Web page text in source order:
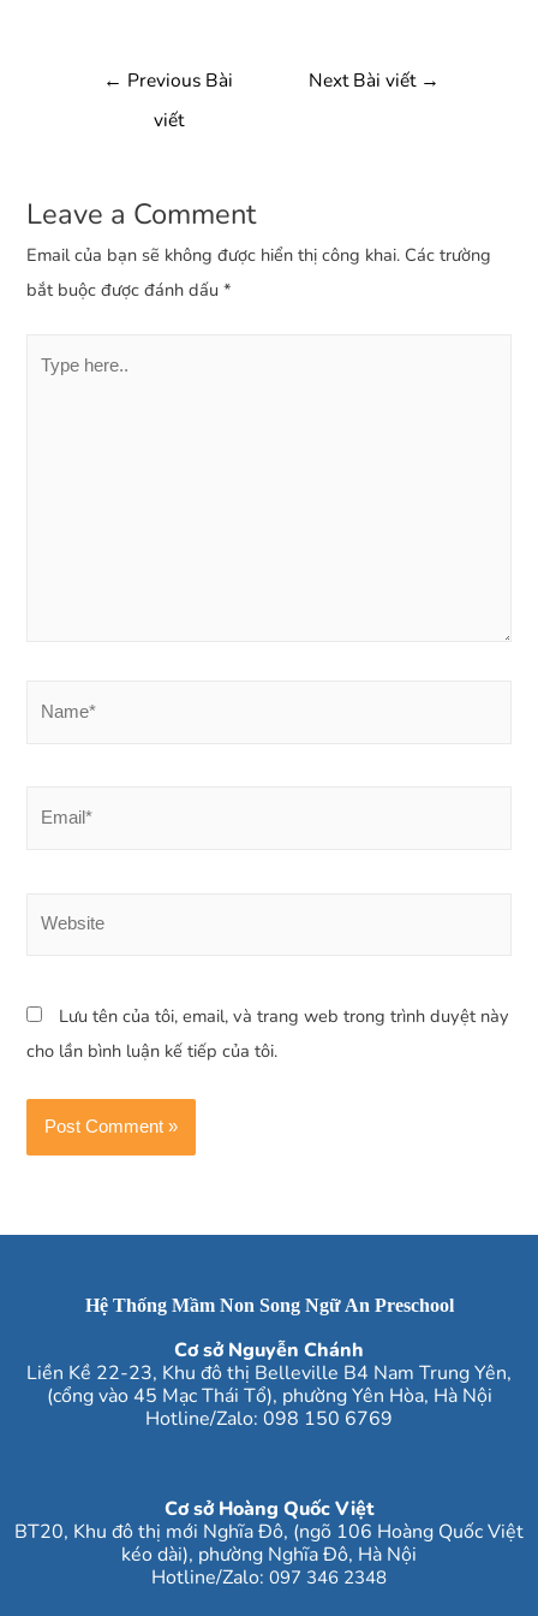
← Previous Bài
viết
Next Bài viết →
Leave a Comment
Email của bạn sẽ không được hiển thị công khai. Các trường
bắt buộc được đánh dấu*
Lưu tên của tôi, email, và trang web trong trình duyệt này
cho lần bình luận kế tiếp của tôi.
Hệ Thống Mầm Non Song Ngữ An Preschool
Cơ sở Nguyễn Chánh
Liền Kề 22-23, Khu đô thị Belleville B4 Nam Trung Yên,
(cổng vào 45 Mạc Thái Tổ), phường Yên Hòa, Hà Nội
Hotline/Zalo: 098 150 6769
Cơ sở Hoàng Quốc Việt
BT20, Khu đô thị mới Nghĩa Đô, (ngõ 106 Hoàng Quốc Việt
kéo dài), phường Nghĩa Đô, Hà Nội
Hotline/Zalo: 097 346 2348